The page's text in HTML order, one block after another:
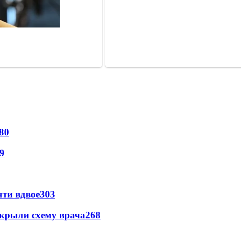
вдвое303
схему врача268